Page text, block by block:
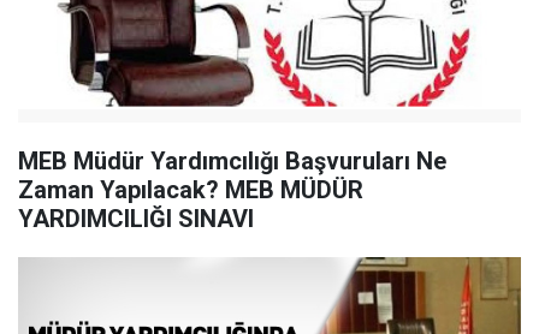
MEB Müdür Yardımcılığı Başvuruları Ne
Zaman Yapılacak? MEB MÜDÜR
YARDIMCILIĞI SINAVI